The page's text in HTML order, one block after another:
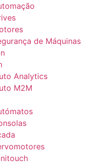
de Máquinas
Analytics
M2M